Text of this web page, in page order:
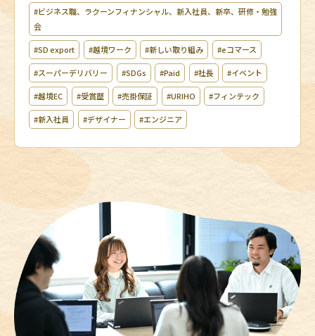
#ビジネス職、ラクーンフィナンシャル、新入社員、新卒、研修・勉強
会
#SD export #越境ワーク #新しい取り組み #eコマース
#スーパーデリバリー #SDGs #Paid #社長 #イベント
#越境EC #受賞歴 #売掛保証 #URIHO #フィンテック
#新入社員 #デザイナー #エンジニア